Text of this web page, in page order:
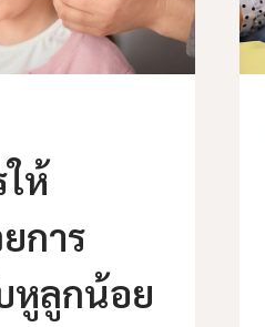
ห้
การ
หูลูกน้อย